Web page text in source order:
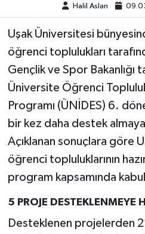
Halil Aslan
Uşak Üniversitesi
öğrenci toplulukları
Gençlik ve Spor Bakanlığı
Üniversite Öğrenci
Programı (ÜNİDES) 6.
bir kez daha destek
Açıklanan sonuçlara göre
öğrenci topluluklarının
program kapsamında
5 PROJE DESTEKLENMEYE
Desteklenen projelerden